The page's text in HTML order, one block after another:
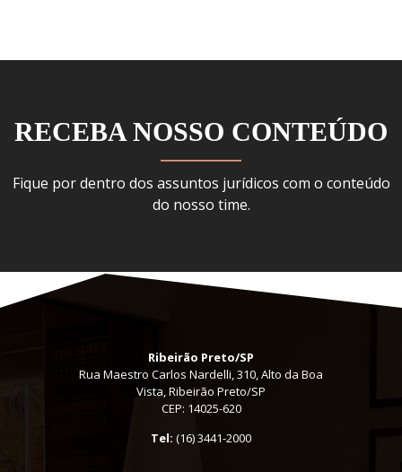
RECEBA NOSSO CONTEÚDO
Fique por dentro dos assuntos jurídicos com o conteúdo
do nosso time.
Ribeirão Preto/SP
Rua Maestro Carlos Nardelli, 310, Alto da Boa
Vista, Ribeirão Preto/SP
CEP: 14025-620
Tel: (16) 3441-2000